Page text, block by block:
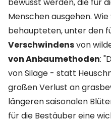
Menschen ausgehen. Wie
behaupteten, unter den
Verschwindensvon
von Anbaumethoden:
von Silage - statt
großen Verlust an
längeren saisonalen
für die Bestäuber eine